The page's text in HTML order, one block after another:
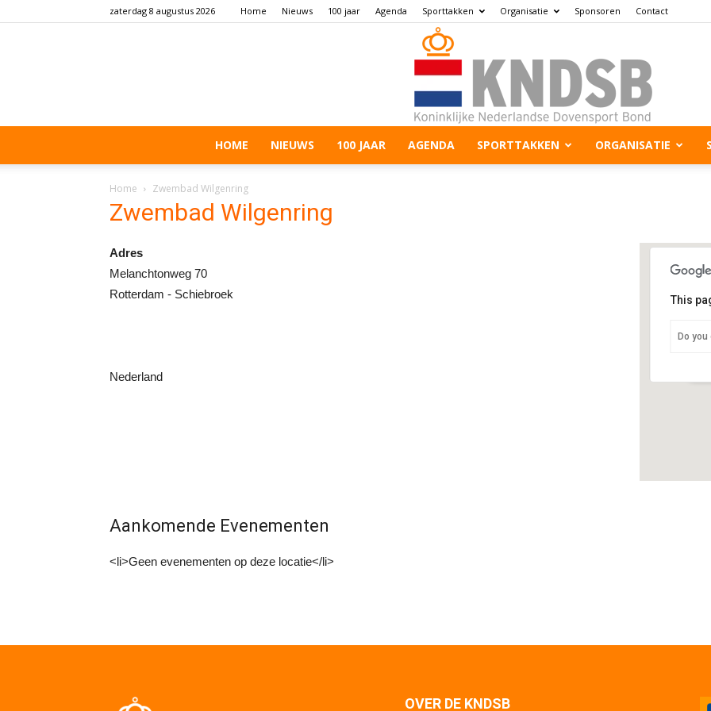
zaterdag 8 augustus 2026 Home Nieuws 100 jaar Agenda Sporttakken Organisatie Sponsoren Contact
HOME NIEUWS 100 JAAR AGENDA SPORTTAKKEN ORGANISATIE
Home Zwembad Wilgenring
Zwembad Wilgenring
This
Do
Adres
Melanchtonweg 70
Rotterdam - Schiebroek
Nederland
Aankomende Evenementen
<li>Geen evenementen op deze locatie</li>
OVER DE KNDSB